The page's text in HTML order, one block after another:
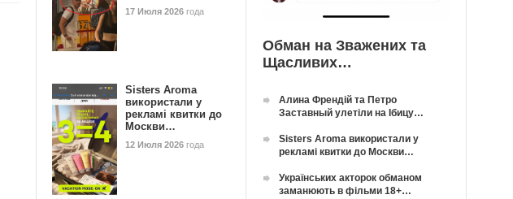
17 Июля 2026 года
Sisters Aroma
використали у
рекламі квитки до
Москви…
12 Июля 2026 года
Обман на Зважених та
Щасливих…
Алина Френдій та Петро
Заставный улетіли на Ібицу…
Sisters Aroma використали у
рекламі квитки до Москви…
Українських акторок обманом
заманюють в фільми 18+…